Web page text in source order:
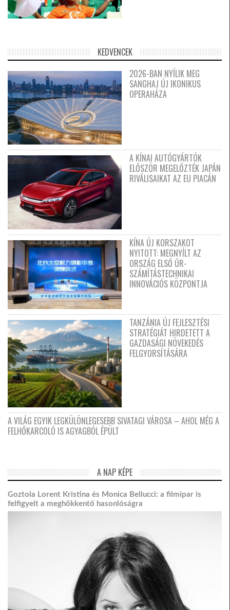
KEDVENCEK
2026-BAN NYÍLIK MEG
SANGHAJ ÚJ IKONIKUS
OPERAHÁZA
A KÍNAI AUTÓGYÁRTÓK
ELŐSZÖR MEGELŐZTÉK JAPÁN
RIVÁLISAIKAT AZ EU PIACÁN
KÍNA ÚJ KORSZAKOT
NYITOTT: MEGNYÍLT AZ
ORSZÁG ELSŐ ŰR-
SZÁMÍTÁSTECHNIKAI
INNOVÁCIÓS KÖZPONTJA
TANZÁNIA ÚJ FEJLESZTÉSI
STRATÉGIÁT HIRDETETT A
GAZDASÁGI NÖVEKEDÉS
FELGYORSÍTÁSÁRA
A VILÁG EGYIK LEGKÜLÖNLEGESEBB SIVATAGI VÁROSA – AHOL MÉG A
FELHŐKARCOLÓ IS AGYAGBÓL ÉPÜLT
A NAP KÉPE
Goztola Lorent Kristina és Monica Bellucci: a filmipar is
felfigyelt a meghökkentő hasonlóságra